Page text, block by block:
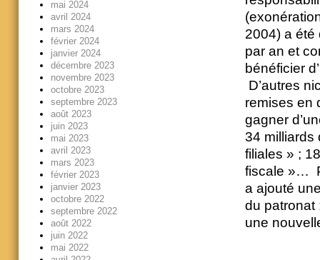
2004) a été
par an et
bénéficier
D’autres
remises en
gagner
34 milliards
filiales » ;
fiscale »…
a ajouté
du patronat
une
mai 2024
avril 2024
mars 2024
février 2024
janvier 2024
décembre 2023
novembre 2023
octobre 2023
septembre 2023
août 2023
juin 2023
mai 2023
avril 2023
mars 2023
février 2023
janvier 2023
octobre 2022
septembre 2022
août 2022
juin 2022
mai 2022